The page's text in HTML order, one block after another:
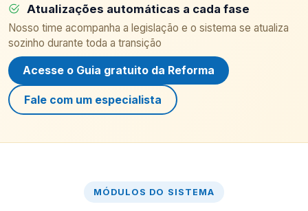
Atualizações automáticas a cada fase
Nosso time acompanha a legislação e o sistema se atualiza
sozinho durante toda a transição
Acesse o Guia gratuito da Reforma
Fale com um especialista
MÓDULOS DO SISTEMA